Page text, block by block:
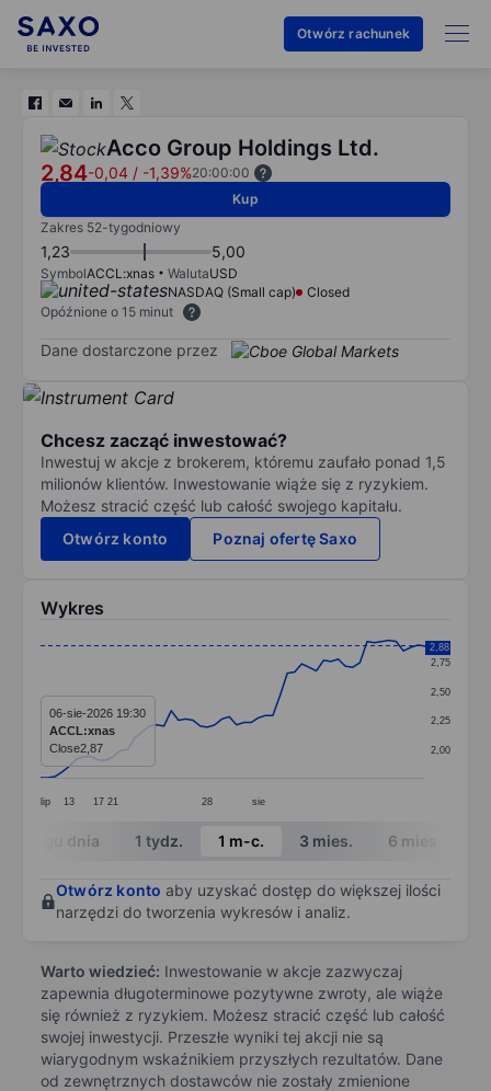
Otwórz rachunek
Acco Group Holdings Ltd.
2,84-0,04 / -1,39%20:00:00
Kup
Zakres 52-tygodniowy
1,23 5,00
SymbolACCL:xnas WalutaUSD
NASDAQ (Small cap)
Closed
Opóźnione o 15 minut
Dane dostarczone przez
Chcesz zacząć inwestować?
Inwestuj w akcje z brokerem, któremu zaufało ponad 1,5
milionów klientów. Inwestowanie wiąże się z ryzykiem.
Możesz stracić część lub całość swojego kapitału.
Otwórz konto
Poznaj ofertę Saxo
Wykres
Line chart with 54 data points.
The chart has 1 X axis displaying categories.
The chart has 1 Y axis displaying values. Data
lip 13 17 21 28 sie
2,00
2,25
2,50
2,75
2,88
06-sie-2026 19:30
ACCL:xnas
Close2,87
End of interactive chart.
W ciągu dnia 1 tydz. 1 m-c. 3 mies. 6 mies.
Otwórz konto aby uzyskać dostęp do większej ilości
narzędzi do tworzenia wykresów i analiz.
Warto wiedzieć: Inwestowanie w akcje zazwyczaj
zapewnia długoterminowe pozytywne zwroty, ale wiąże
się również z ryzykiem. Możesz stracić część lub całość
swojej inwestycji. Przeszłe wyniki tej akcji nie są
wiarygodnym wskaźnikiem przyszłych rezultatów. Dane
od zewnętrznych dostawców nie zostały zmienione